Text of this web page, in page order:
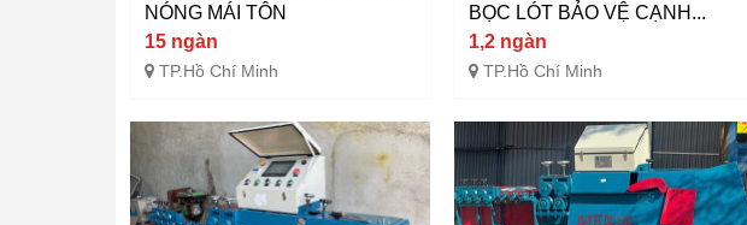
NÓNG MÁI TÔN
15 ngàn
TP.Hồ Chí Minh
BỌC LÓT BẢO VỆ CẠNH...
1,2 ngàn
TP.Hồ Chí Minh